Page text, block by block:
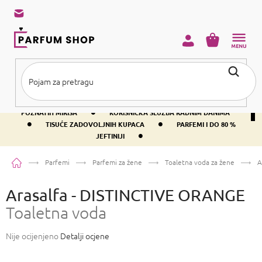
sadržaj
BESPLATNA DOSTAVA IZNAD PRIBLIŽNO 37 € •
400+ SVJETSKI
POZNATIH MIRISA
• KORISNIČKA SLUŽBA RADNIM DANIMA
• TISUĆE ZADOVOLJNIH KUPACA •
PARFEMI I DO 80 %
JEFTINIJI
•
KOŠARICA
PočetnaParfemi Parfemi za žene Toaletna voda za žene
Arasalfa - DISTINCTIVE ORANGE
Toaletna voda
Prosječna
Nije ocijenjeno Detalji ocjene